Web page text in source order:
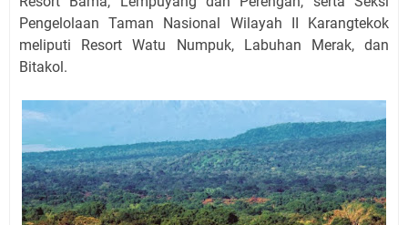
Pengelolaan Taman Nasional Wilayah II Karangtekok
meliputi Resort Watu Numpuk, Labuhan Merak, dan
Bitakol.